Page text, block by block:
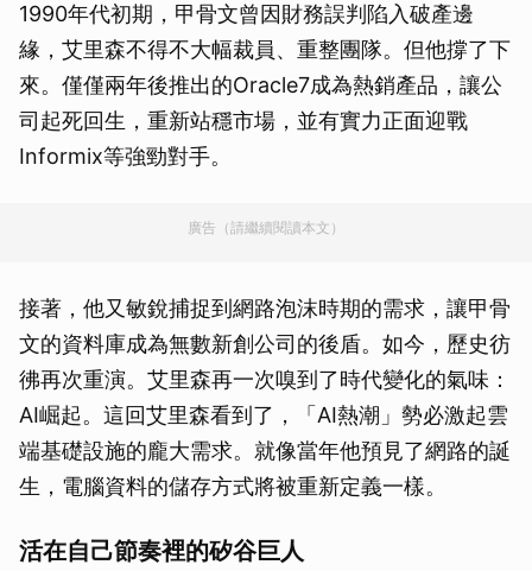
1990年代初期，甲骨文曾因財務誤判陷入破產邊
緣，艾里森不得不大幅裁員、重整團隊。但他撐了下
來。僅僅兩年後推出的Oracle7成為熱銷產品，讓公
司起死回生，重新站穩市場，並有實力正面迎戰
Informix等強勁對手。
廣告（請繼續閱讀本文）
接著，他又敏銳捕捉到網路泡沫時期的需求，讓甲骨
文的資料庫成為無數新創公司的後盾。如今，歷史彷
彿再次重演。艾里森再一次嗅到了時代變化的氣味：
AI崛起。這回艾里森看到了，「AI熱潮」勢必激起雲
端基礎設施的龐大需求。就像當年他預見了網路的誕
生，電腦資料的儲存方式將被重新定義一樣。
活在自己節奏裡的矽谷巨人